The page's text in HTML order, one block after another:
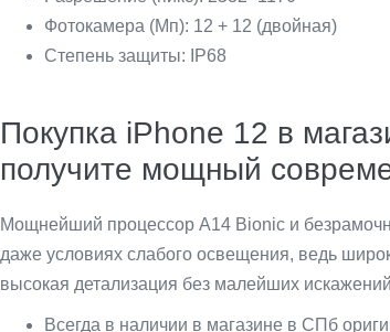
Фотокамера (Мп): 12 + 12 (двойная)
Степень защиты: IP68
Покупка iPhone 12 в
получите мощный
Мощнейший процессор A14 Bionic и
даже условиях слабого освещения, ведь
высокая детализация без малейших
Всегда в наличии в магазине в СПб